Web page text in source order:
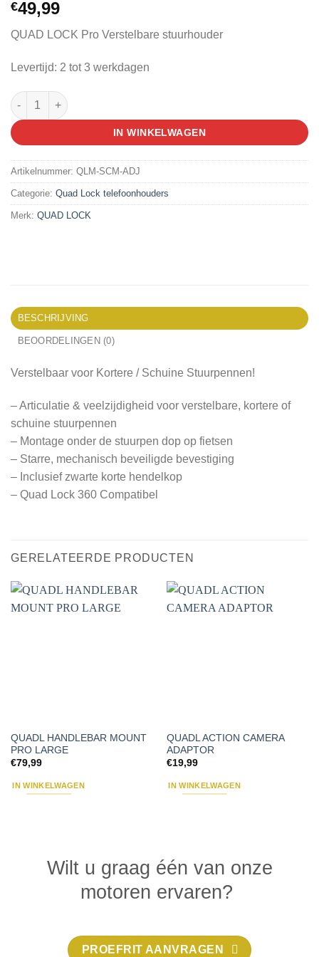
€49,99
QUAD LOCK Pro Verstelbare stuurhouder
Levertijd: 2 tot 3 werkdagen
QUADL STEM CAP MOUNT ADJUSTABLE aantal
IN WINKELWAGEN
Artikelnummer: QLM-SCM-ADJ
Categorie: Quad Lock telefoonhouders
Merk: QUAD LOCK
BESCHRIJVING
BEOORDELINGEN (0)
Verstelbaar voor Kortere / Schuine Stuurpennen!
– Articulatie & veelzijdigheid voor verstelbare, kortere of
schuine stuurpennen
– Montage onder de stuurpen dop op fietsen
– Starre, mechanisch beveiligde bevestiging
– Inclusief zwarte korte hendelkop
– Quad Lock 360 Compatibel
GERELATEERDE PRODUCTEN
QUADL HANDLEBAR MOUNT
PRO LARGE
€79,99
IN WINKELWAGEN
QUADL ACTION CAMERA
ADAPTOR
€19,99
IN WINKELWAGEN
Wilt u graag één van onze
motoren ervaren?
PROEFRIT AANVRAGEN